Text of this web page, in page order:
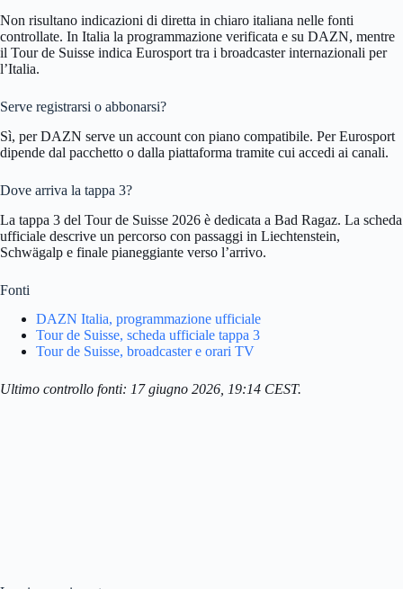
Non risultano indicazioni di diretta in chiaro italiana nelle fonti
controllate. In Italia la programmazione verificata e su DAZN, mentre
il Tour de Suisse indica Eurosport tra i broadcaster internazionali per
l’Italia.
Serve registrarsi o abbonarsi?
Sì, per DAZN serve un account con piano compatibile. Per Eurosport
dipende dal pacchetto o dalla piattaforma tramite cui accedi ai canali.
Dove arriva la tappa 3?
La tappa 3 del Tour de Suisse 2026 è dedicata a Bad Ragaz. La scheda
ufficiale descrive un percorso con passaggi in Liechtenstein,
Schwägalp e finale pianeggiante verso l’arrivo.
Fonti
DAZN Italia, programmazione ufficiale
Tour de Suisse, scheda ufficiale tappa 3
Tour de Suisse, broadcaster e orari TV
Ultimo controllo fonti: 17 giugno 2026, 19:14 CEST.